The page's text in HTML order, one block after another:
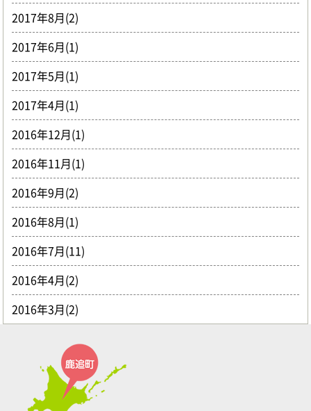
2017年8月(2)
2017年6月(1)
2017年5月(1)
2017年4月(1)
2016年12月(1)
2016年11月(1)
2016年9月(2)
2016年8月(1)
2016年7月(11)
2016年4月(2)
2016年3月(2)